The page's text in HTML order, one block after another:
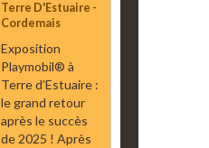
Terre D'Estuaire -
Cordemais
Exposition
Playmobil® à
Terre d’Estuaire :
le grand retour
après le succès
de 2025 ! Après